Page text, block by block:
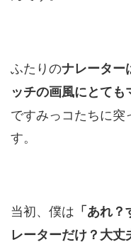
ふたりのナレーター
ッチの画風にとても
ですみっコたちに突
す。
当初、僕は 「あれ
レーターだけ？大丈